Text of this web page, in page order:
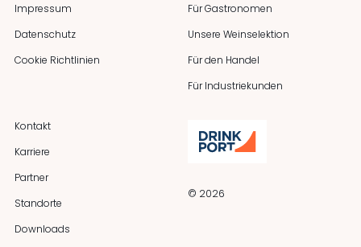
© 2026
Impressum
Datenschutz
Cookie Richtlinien
Für Gastronomen
Unsere Weinselektion
Für den Handel
Für Industriekunden
Kontakt
Karriere
Partner
Standorte
Downloads